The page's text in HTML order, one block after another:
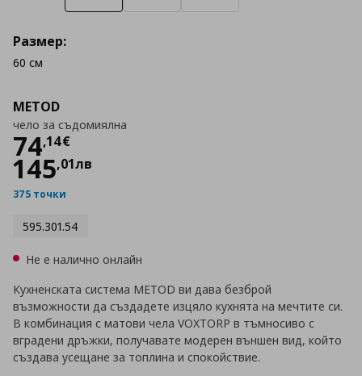
METOD
чело за съдомиялна
74,14€
Цена
145,01лв
375 точки
595.301.54
Размер:
60 см
Не е налично онлайн
Кухненската система METOD ви дава безброй
възможности да създадете изцяло кухнята на мечтите си.
В комбинация с матови чела VOXTORP в тъмносиво с
вградени дръжки, получавате модерен външен вид, който
създава усещане за топлина и спокойствие.